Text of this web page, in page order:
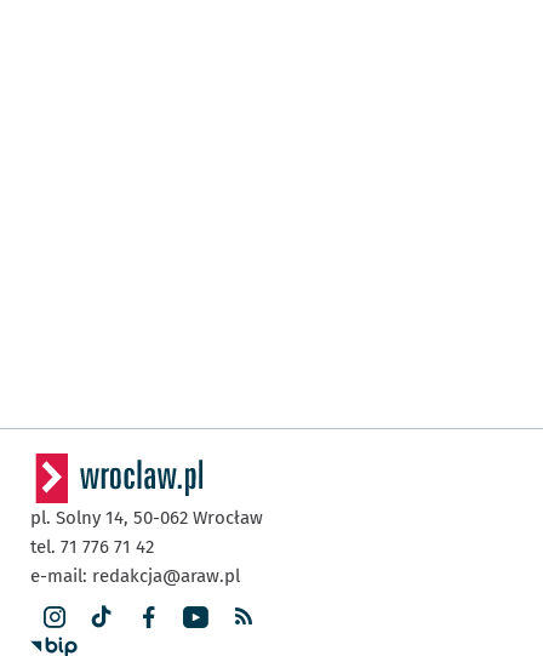
pl. Solny 14, 50-062 Wrocław
tel. 71 776 71 42
e-mail: redakcja@araw.pl